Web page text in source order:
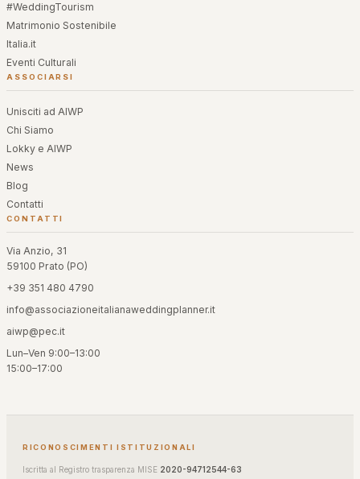
#WeddingTourism
Matrimonio Sostenibile
Italia.it
Eventi Culturali
ASSOCIARSI
Unisciti ad AIWP
Chi Siamo
Lokky e AIWP
News
Blog
Contatti
CONTATTI
Via Anzio, 31
59100 Prato (PO)
+39 351 480 4790
info@associazioneitalianaweddingplanner.it
aiwp@pec.it
Lun–Ven 9:00–13:00
15:00–17:00
RICONOSCIMENTI ISTITUZIONALI
Iscritta al Registro trasparenza MISE 2020-94712544-63